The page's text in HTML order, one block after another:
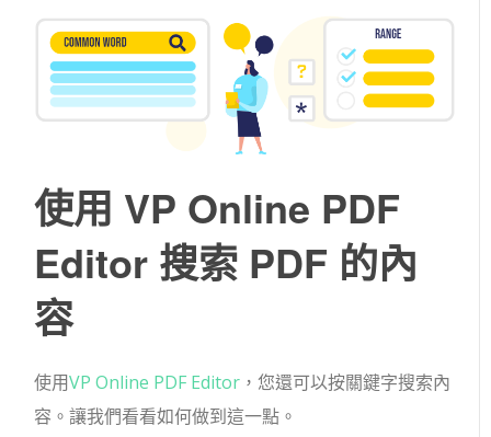
使用 VP Online PDF
Editor 搜索 PDF 的內
容
使用VP Online PDF Editor ，您還可以按關鍵字搜索內
容。讓我們看看如何做到這一點。